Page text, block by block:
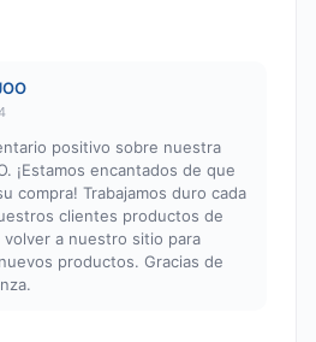
positivo sobre nuestra
¡Estamos encantados de que
compra! Trabajamos duro cada
clientes productos de
a nuestro sitio para
productos. Gracias de